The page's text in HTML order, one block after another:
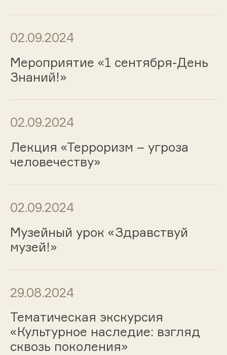
02.09.2024
Мероприятие «1 сентября-День
Знаний!»
02.09.2024
Лекция «Терроризм – угроза
человечеству»
02.09.2024
Музейный урок «Здравствуй
музей!»
29.08.2024
Тематическая экскурсия
«Культурное наследие: взгляд
сквозь поколения»